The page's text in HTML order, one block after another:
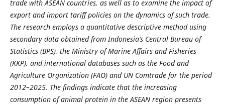
trade with ASEAN countries, as well as to examine the impact of
export and import tariff policies on the dynamics of such trade.
The research employs a quantitative descriptive method using
secondary data obtained from Indonesia’s Central Bureau of
Statistics (BPS), the Ministry of Marine Affairs and Fisheries
(KKP), and international databases such as the Food and
Agriculture Organization (FAO) and UN Comtrade for the period
2012–2025. The findings indicate that the increasing
consumption of animal protein in the ASEAN region presents